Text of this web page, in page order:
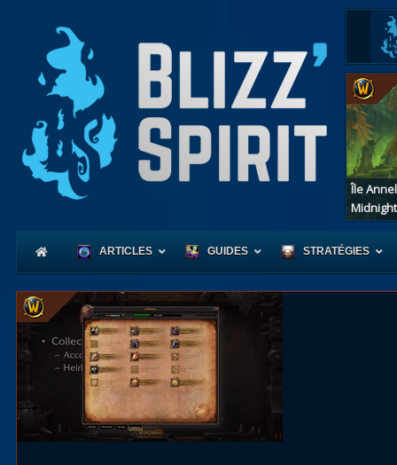
Île
Midnight
ARTICLES GUIDES STRATÉGIES